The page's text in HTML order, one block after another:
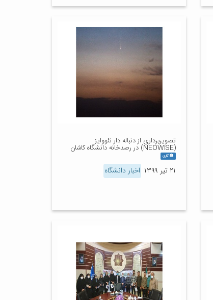
تصویربرداری از دنباله دار نئووایز
(NEOWISE) در رصدخانه دانشگاه کاشان
گالری
۲۱ تیر ۱۳۹۹ اخبار دانشگاه